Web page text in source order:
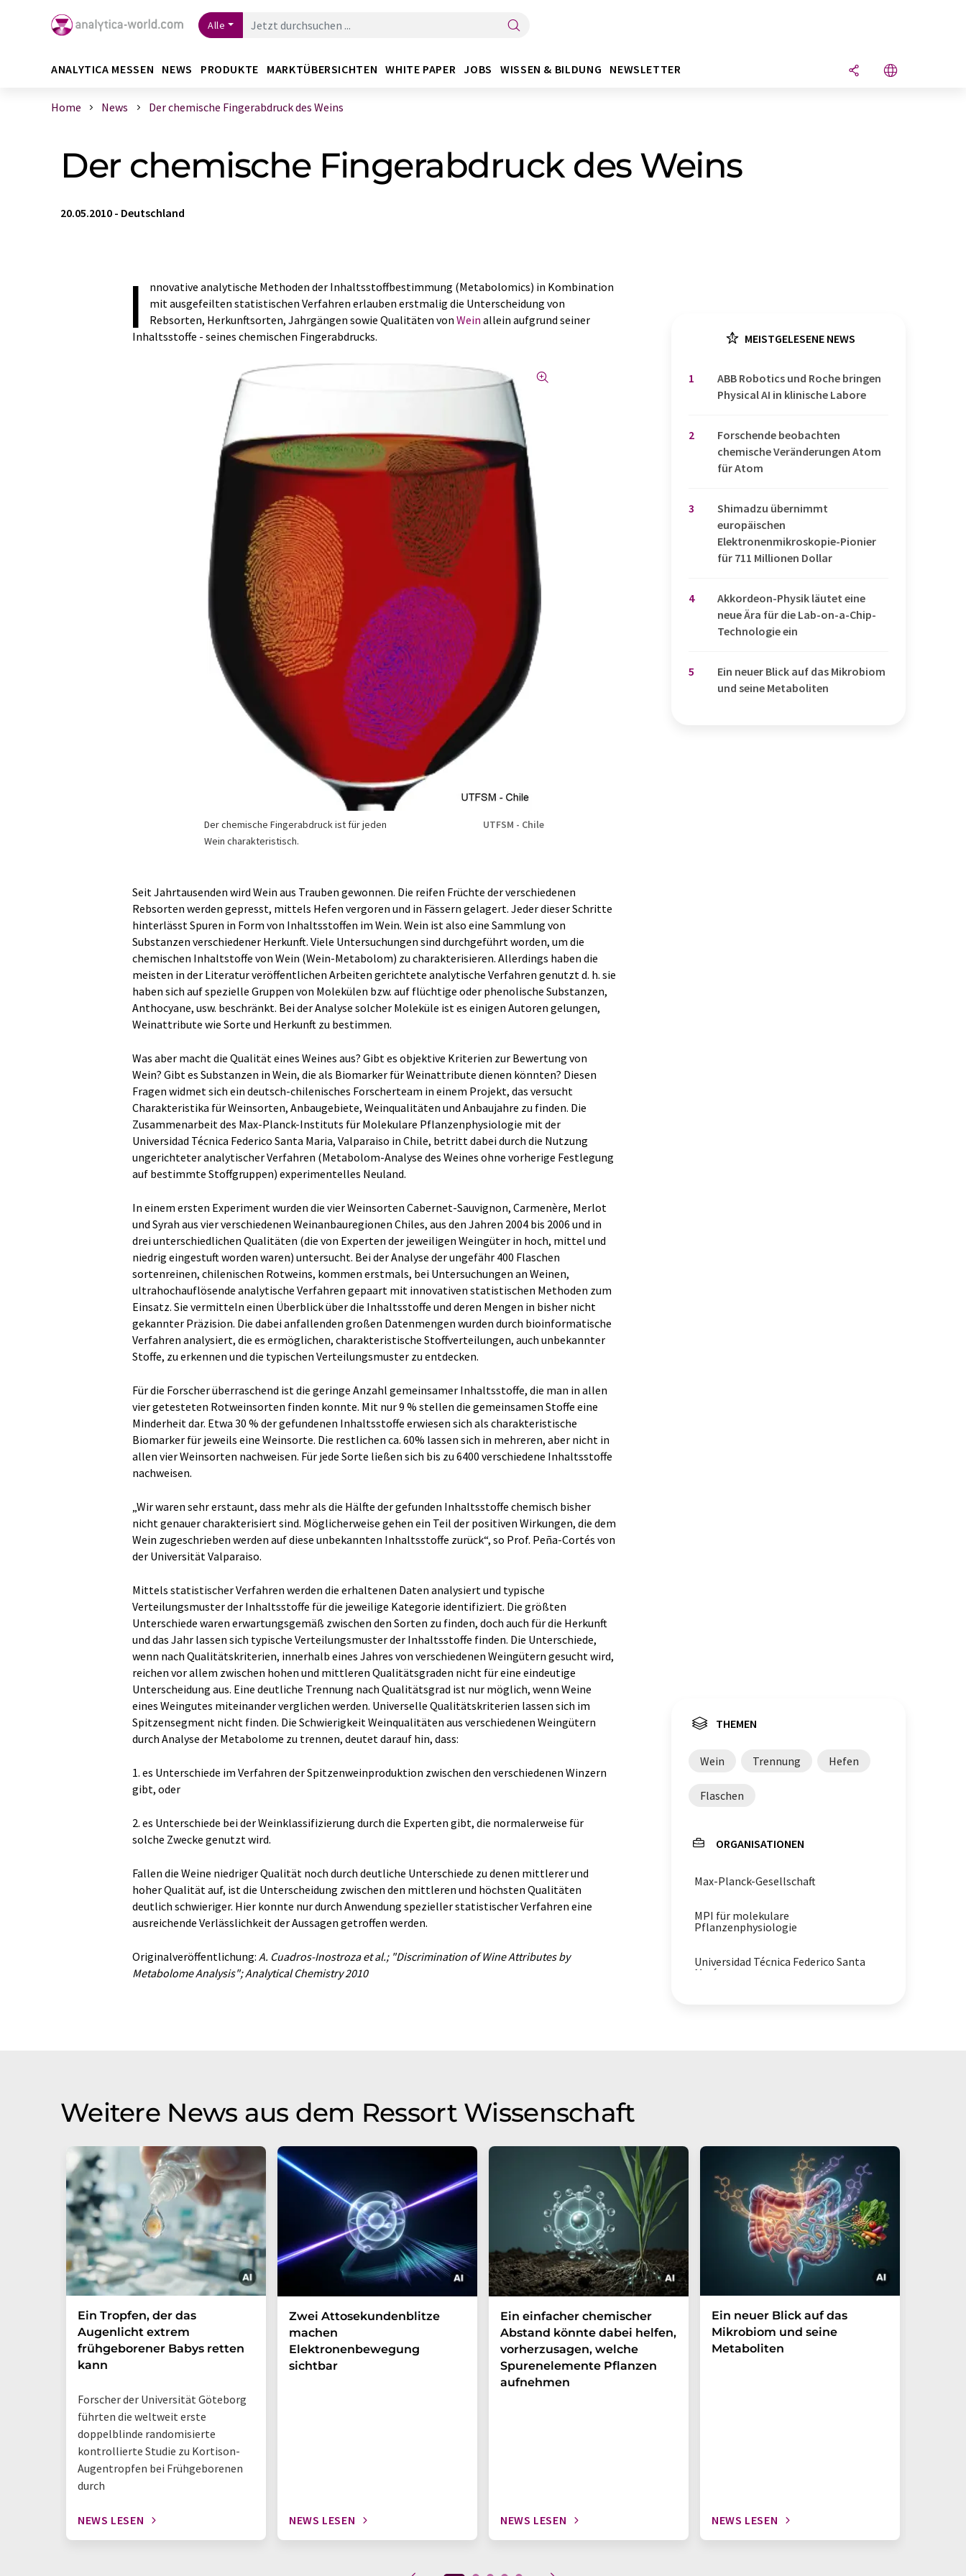
Alle
ANALYTICA MESSEN NEWS PRODUKTE MARKTÜBERSICHTEN WHITE PAPER JOBS WISSEN & BILDUNG NEWSLETTER
Home News Der chemische Fingerabdruck des Weins
Der chemische Fingerabdruck des Weins
20.05.2010 - Deutschland
I
nnovative analytische Methoden der Inhaltsstoffbestimmung (Metabolomics) in Kombination
mit ausgefeilten statistischen Verfahren erlauben erstmalig die Unterscheidung von
Rebsorten, Herkunftsorten, Jahrgängen sowie Qualitäten von Wein allein aufgrund seiner
Inhaltsstoffe - seines chemischen Fingerabdrucks.
Der chemische Fingerabdruck ist für jeden
Wein charakteristisch.
UTFSM - Chile
Seit Jahrtausenden wird Wein aus Trauben gewonnen. Die reifen Früchte der verschiedenen
Rebsorten werden gepresst, mittels Hefen vergoren und in Fässern gelagert. Jeder dieser Schritte
hinterlässt Spuren in Form von Inhaltsstoffen im Wein. Wein ist also eine Sammlung von
Substanzen verschiedener Herkunft. Viele Untersuchungen sind durchgeführt worden, um die
chemischen Inhaltstoffe von Wein (Wein-Metabolom) zu charakterisieren. Allerdings haben die
meisten in der Literatur veröffentlichen Arbeiten gerichtete analytische Verfahren genutzt d. h. sie
haben sich auf spezielle Gruppen von Molekülen bzw. auf flüchtige oder phenolische Substanzen,
Anthocyane, usw. beschränkt. Bei der Analyse solcher Moleküle ist es einigen Autoren gelungen,
Weinattribute wie Sorte und Herkunft zu bestimmen.
Was aber macht die Qualität eines Weines aus? Gibt es objektive Kriterien zur Bewertung von
Wein? Gibt es Substanzen in Wein, die als Biomarker für Weinattribute dienen könnten? Diesen
Fragen widmet sich ein deutsch-chilenisches Forscherteam in einem Projekt, das versucht
Charakteristika für Weinsorten, Anbaugebiete, Weinqualitäten und Anbaujahre zu finden. Die
Zusammenarbeit des Max-Planck-Instituts für Molekulare Pflanzenphysiologie mit der
Universidad Técnica Federico Santa Maria, Valparaiso in Chile, betritt dabei durch die Nutzung
ungerichteter analytischer Verfahren (Metabolom-Analyse des Weines ohne vorherige Festlegung
auf bestimmte Stoffgruppen) experimentelles Neuland.
In einem ersten Experiment wurden die vier Weinsorten Cabernet-Sauvignon, Carmenère, Merlot
und Syrah aus vier verschiedenen Weinanbauregionen Chiles, aus den Jahren 2004 bis 2006 und in
drei unterschiedlichen Qualitäten (die von Experten der jeweiligen Weingüter in hoch, mittel und
niedrig eingestuft worden waren) untersucht. Bei der Analyse der ungefähr 400 Flaschen
sortenreinen, chilenischen Rotweins, kommen erstmals, bei Untersuchungen an Weinen,
ultrahochauflösende analytische Verfahren gepaart mit innovativen statistischen Methoden zum
Einsatz. Sie vermitteln einen Überblick über die Inhaltsstoffe und deren Mengen in bisher nicht
gekannter Präzision. Die dabei anfallenden großen Datenmengen wurden durch bioinformatische
Verfahren analysiert, die es ermöglichen, charakteristische Stoffverteilungen, auch unbekannter
Stoffe, zu erkennen und die typischen Verteilungsmuster zu entdecken.
Für die Forscher überraschend ist die geringe Anzahl gemeinsamer Inhaltsstoffe, die man in allen
vier getesteten Rotweinsorten finden konnte. Mit nur 9 % stellen die gemeinsamen Stoffe eine
Minderheit dar. Etwa 30 % der gefundenen Inhaltsstoffe erwiesen sich als charakteristische
Biomarker für jeweils eine Weinsorte. Die restlichen ca. 60% lassen sich in mehreren, aber nicht in
allen vier Weinsorten nachweisen. Für jede Sorte ließen sich bis zu 6400 verschiedene Inhaltsstoffe
nachweisen.
„Wir waren sehr erstaunt, dass mehr als die Hälfte der gefunden Inhaltsstoffe chemisch bisher
nicht genauer charakterisiert sind. Möglicherweise gehen ein Teil der positiven Wirkungen, die dem
Wein zugeschrieben werden auf diese unbekannten Inhaltsstoffe zurück“, so Prof. Peña-Cortés von
der Universität Valparaiso.
Mittels statistischer Verfahren werden die erhaltenen Daten analysiert und typische
Verteilungsmuster der Inhaltsstoffe für die jeweilige Kategorie identifiziert. Die größten
Unterschiede waren erwartungsgemäß zwischen den Sorten zu finden, doch auch für die Herkunft
und das Jahr lassen sich typische Verteilungsmuster der Inhaltsstoffe finden. Die Unterschiede,
wenn nach Qualitätskriterien, innerhalb eines Jahres von verschiedenen Weingütern gesucht wird,
reichen vor allem zwischen hohen und mittleren Qualitätsgraden nicht für eine eindeutige
Unterscheidung aus. Eine deutliche Trennung nach Qualitätsgrad ist nur möglich, wenn Weine
eines Weingutes miteinander verglichen werden. Universelle Qualitätskriterien lassen sich im
Spitzensegment nicht finden. Die Schwierigkeit Weinqualitäten aus verschiedenen Weingütern
durch Analyse der Metabolome zu trennen, deutet darauf hin, dass:
1. es Unterschiede im Verfahren der Spitzenweinproduktion zwischen den verschiedenen Winzern
gibt, oder
2. es Unterschiede bei der Weinklassifizierung durch die Experten gibt, die normalerweise für
solche Zwecke genutzt wird.
Fallen die Weine niedriger Qualität noch durch deutliche Unterschiede zu denen mittlerer und
hoher Qualität auf, ist die Unterscheidung zwischen den mittleren und höchsten Qualitäten
deutlich schwieriger. Hier konnte nur durch Anwendung spezieller statistischer Verfahren eine
ausreichende Verlässlichkeit der Aussagen getroffen werden.
Originalveröffentlichung: A. Cuadros-Inostroza et al.; "Discrimination of Wine Attributes by
Metabolome Analysis"; Analytical Chemistry 2010
MEISTGELESENE NEWS
1
​​​​​​​ABB Robotics und Roche bringen
Physical AI in klinische Labore
2
Forschende beobachten
chemische Veränderungen Atom
für Atom
3
Shimadzu übernimmt
europäischen
Elektronenmikroskopie-Pionier
für 711 Millionen Dollar
4
Akkordeon-Physik läutet eine
neue Ära für die Lab-on-a-Chip-
Technologie ein
5
Ein neuer Blick auf das Mikrobiom
und seine Metaboliten
THEMEN
Wein Trennung Hefen
Flaschen
ORGANISATIONEN
Max-Planck-Gesellschaft
MPI für molekulare
Pflanzenphysiologie
Universidad Técnica Federico Santa
María
Weitere News aus dem Ressort Wissenschaft
Ein Tropfen, der das
Augenlicht extrem
frühgeborener Babys retten
kann
Forscher der Universität Göteborg
führten die weltweit erste
doppelblinde randomisierte
kontrollierte Studie zu Kortison-
Augentropfen bei Frühgeborenen
durch
NEWS LESEN
Zwei Attosekundenblitze
machen
Elektronenbewegung
sichtbar
NEWS LESEN
Ein einfacher chemischer
Abstand könnte dabei helfen,
vorherzusagen, welche
Spurenelemente Pflanzen
aufnehmen
NEWS LESEN
Ein neuer Blick auf das
Mikrobiom und seine
Metaboliten
NEWS LESEN